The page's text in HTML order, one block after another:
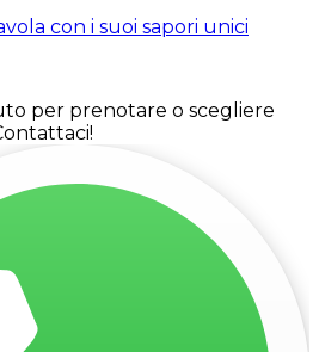
con i suoi sapori unici
per prenotare o scegliere